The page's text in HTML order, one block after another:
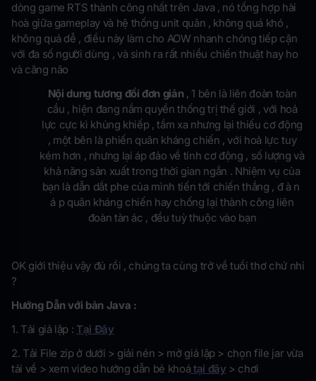
dòng game RTS thành công nhất trên Java , nó tổng hợp hài
hoà giữa gameplay và hệ thống unit quân , không quá khó ,
không quá dễ , điều này làm cho AOW nhanh chóng tiếp cận
với đa số người dùng , và sinh ra rất nhiều chiến thuật hay ho
và căng não
Nội dung tương đối đơn giản, 1 bên là liên đoàn toàn
cầu , hiện đang nắm quyền thống trị thế giới , với hoả
lực cực kì khủng khiếp , tầm xa nhưng lại thiếu cơ động
, một bên là phiến quân kháng chiến , với hoả lực tuy
kém hơn , nhưng lại áp đảo về tính cơ động , số lượng và
khả năng sản xuất trong thời gian ngắn . Nhiệm vụ của
bạn là dẫn dắt phe của mình tiến tới chiến thắng , đ à n
á p quân kháng chiến hay chống lại thành công liên
đoàn tàn ác , đều tuỳ thuộc vào bạn
OK giới thiệu vậy đủ rồi , chúng ta cùng trở về tuổi thơ chứ nhỉ
?
Hướng Dẫn với bản Java :
1. Tải giả lập : Tại Đây
2. Tải File zip ở dưới > giải nén > mở giả lập > chọn file jar vừa
tải về > xem video hướng dẫn bẻ khoá tại đây > chơi